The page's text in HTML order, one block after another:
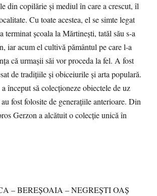
din copilărie și mediul în care a crescut, îl
Cu toate acestea, el se simte legat
terminat școala la Mărtinești, tatăl său s-a
iar acum el cultivă pământul pe care l-a
că urmașii săi vor proceda la fel. A fost
de tradițiile și obiceiurile și arta populară.
început să colecționeze obiectele de uz
fost folosite de generațiile anterioare. Din
Gerzon a alcătuit o colecție unică în
– BEREȘOAIA – NEGREȘTI OAȘ